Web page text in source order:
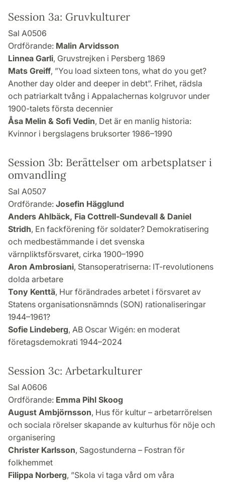
Session 3a: Gruvkulturer
Sal A0506
Ordförande: Malin Arvidsson
Linnea Garli, Gruvstrejken i Persberg 1869
Mats Greiff, ”You load sixteen tons, what do you get?
Another day older and deeper in debt”. Frihet, rädsla
och patriarkalt tvång i Appalachernas kolgruvor under
1900-talets första decennier
Åsa Melin & Sofi Vedin, Det är en manlig historia:
Kvinnor i bergslagens bruksorter 1986–1990
Session 3b: Berättelser om arbetsplatser i
omvandling
Sal A0507
Ordförande: Josefin Hägglund
Anders Ahlbäck, Fia Cottrell-Sundevall & Daniel
Stridh, En fackförening för soldater? Demokratisering
och medbestämmande i det svenska
värnpliktsförsvaret, cirka 1900–1990
Aron Ambrosiani, Stansoperatriserna: IT-revolutionens
dolda arbetare
Tony Kenttä, Hur förändrades arbetet i försvaret av
Statens organisationsnämnds (SON) rationaliseringar
1944–1961?
Sofie Lindeberg, AB Oscar Wigén: en moderat
företagsdemokrati 1944–2024
Session 3c: Arbetarkulturer
Sal A0606
Ordförande: Emma Pihl Skoog
August Ambjörnsson, Hus för kultur – arbetarrörelsen
och sociala rörelser skapande av kulturhus för nöje och
organisering
Christer Karlsson, Sagostunderna – Fostran för
folkhemmet
Filippa Norberg, ”Skola vi taga vård om våra